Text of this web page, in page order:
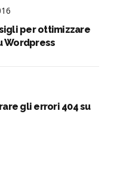
per ottimizzare
Wordpress
gli errori 404 su